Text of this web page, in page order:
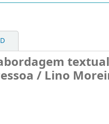
/ Lino